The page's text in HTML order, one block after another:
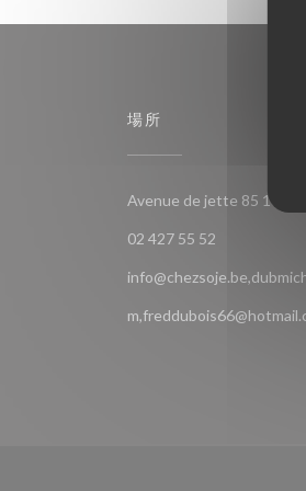
場所
Avenue de jette 85 1090
02 427 55 52